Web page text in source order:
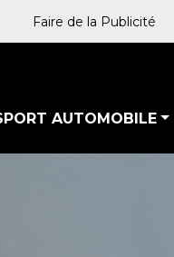
Faire de la Publicité
AUTOMOBILE